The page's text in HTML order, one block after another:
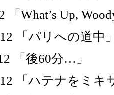
「What’s Up,
「パリへの道中
「後60分…」
「ハテナをミキ